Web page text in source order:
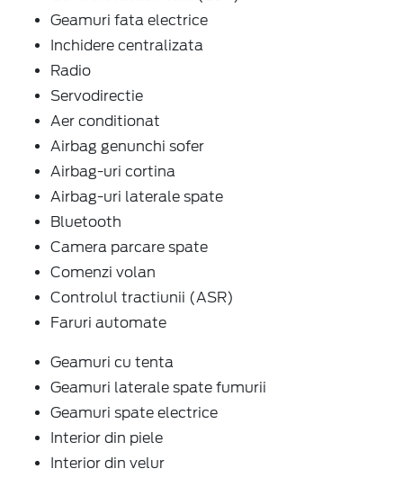
Geamuri fata electrice
Inchidere centralizata
Radio
Servodirectie
Aer conditionat
Airbag genunchi sofer
Airbag-uri cortina
Airbag-uri laterale spate
Bluetooth
Camera parcare spate
Comenzi volan
Controlul tractiunii (ASR)
Faruri automate
Geamuri cu tenta
Geamuri laterale spate fumurii
Geamuri spate electrice
Interior din piele
Interior din velur